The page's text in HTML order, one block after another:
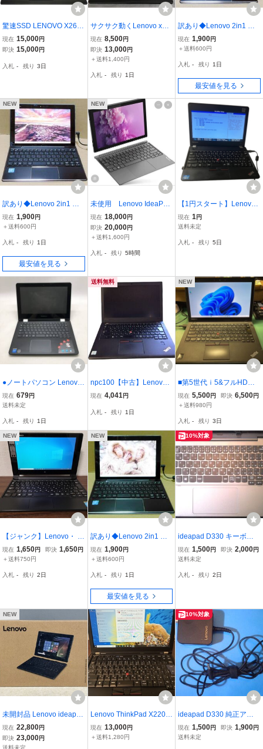
驚速SSD LENOVO X260/I
ntel Core i5-6200U.2.3G
Hz x4/12.5インチ/SSD25
021/WEBカメラ/DA0806
現在 15,000円
即決 15,000円
入札 - 残り 3日
サクサク動くLenovo x24
0/WIN11/OFFICE2021/Int
el(R) i5-4300U@1.90GH
z 2.50GHz /4GB/SSB 128
現在 8,500円
即決 13,000円
＋送料1,400円
入札 - 残り 1日
訳あり◆Lenovo 2in1 タ
ブレット ideaPad Miix 31
0◆80SG00APJP/Windo
#04
現在 1,900円
＋送料600円
入札 - 残り 1日
最安値を見る
NEW
訳あり◆Lenovo 2in1 タ
ブレット ideaPad Miix 31
0◆80SG00APJP/Windo
#05
現在 1,900円
＋送料600円
入札 - 残り 1日
最安値を見る
NEW
未使用 Lenovo IdeaPad
Duet 3-10IGL5
現在 18,000円
即決 20,000円
＋送料1,600円
入札 - 残り 5時間
【1円スタート】Lenovo
（レノボ）モバイルノー
トパソコン 本体 ThinkPa
型 軽量 インテル Core i3
現在 1円
送料未定
入札 - 残り 5日
●ノートパソコン Lenovo
Flex 3-1120 80LX 2in1 タ
ッチ対応 動作未確認 本体
現在 679円
送料未定
入札 - 残り 1日
送料無料
npc100【中古】Lenovo T
hinkPad◆i3-7100U/4GB
現在 4,041 円
入札 - 残り 1日
NEW
■第5世代ｉ5&フルHDタ
ッチパネル搭載■X250(8
G/16G/500G/win11)です
現在 5,500円 即決 6,500円
＋送料980円
入札 - 残り 3日
NEW
【ジャンク】Lenovo・ ノ
ートパソコン ・IdeaPad
Flex10・ACアダプター付
現在 1,650円 即決 1,650円
＋送料750円
入札 - 残り 2日
NEW
訳あり◆Lenovo 2in1 タ
ブレット ideaPad Miix 31
0◆80SG00APJP/Windo
#06
現在 1,900円
＋送料600円
入札 - 残り 1日
最安値を見る
10%対象
ideapad D330 キーボー
ド
現在 1,500円 即決 2,000円
送料未定
入札 - 残り 2日
NEW
未開封品 Lenovo ideapad
MIIX 310 80SG タブレッ
ト レノボ 80SG00APJP
現在 22,800円
即決 23,000円
送料未定
Lenovo ThinkPad X220 C
orei5 2450M SSD168GB
メモリ16GB 中古
現在 13,000円
＋送料1,280円
10%対象
ideapad D330 純正アダ
プタ-
現在 1,500円 即決 1,900円
送料未定